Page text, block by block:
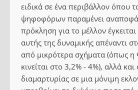
ειδικά σε ένα περιβάλλον όπου
ψηφοφόρων παραμένει
πρόκληση για το μέλλον
αυτής της δυναμικής απέναντι
από μικρότερα σχήματα (όπως
κινείται στο 3,2% - 4%), αλλά
διαμαρτυρίας σε μια μόνιμη